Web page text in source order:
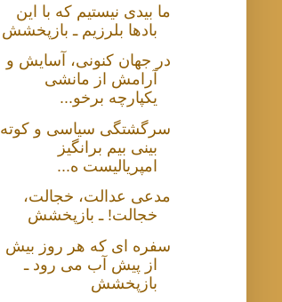
ما بیدی نیستیم که با این
بادها بلرزیم ـ بازپخشش
در جهان کنونی، آسایش و
آرامش از مانشی
یکپارچه برخو...
سرگشتگی سیاسی و کوته
بینی بیم برانگیز
امپریالیست ه...
مدعی عدالت، خجالت،
خجالت! ـ بازپخشش
سفره ای که هر روز بیش
از پیش آب می رود ـ
بازپخشش